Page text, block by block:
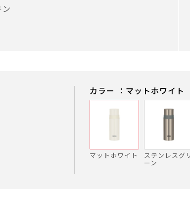
カラー ：マットホワイト
マットホワイト ステンレスグリ
ーン